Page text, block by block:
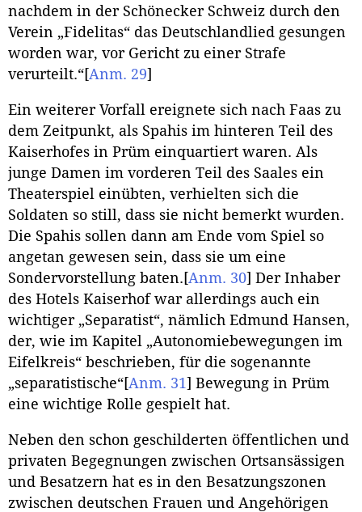
nachdem in der Schönecker Schweiz durch den
Verein „Fidelitas“ das Deutschlandlied gesungen
worden war, vor Gericht zu einer Strafe
verurteilt.“[Anm. 29]
Ein weiterer Vorfall ereignete sich nach Faas zu
dem Zeitpunkt, als Spahis im hinteren Teil des
Kaiserhofes in Prüm einquartiert waren. Als
junge Damen im vorderen Teil des Saales ein
Theaterspiel einübten, verhielten sich die
Soldaten so still, dass sie nicht bemerkt wurden.
Die Spahis sollen dann am Ende vom Spiel so
angetan gewesen sein, dass sie um eine
Sondervorstellung baten. [Anm. 30] Der Inhaber
des Hotels Kaiserhof war allerdings auch ein
wichtiger „Separatist“, nämlich Edmund Hansen,
der, wie im Kapitel „Autonomiebewegungen im
Eifelkreis“ beschrieben, für die sogenannte
„separatistische“[Anm. 31] Bewegung in Prüm
eine wichtige Rolle gespielt hat.
Neben den schon geschilderten öffentlichen und
privaten Begegnungen zwischen Ortsansässigen
und Besatzern hat es in den Besatzungszonen
zwischen deutschen Frauen und Angehörigen